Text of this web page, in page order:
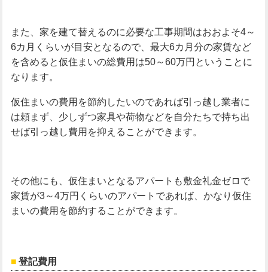
また、家を建て替えるのに必要な工事期間はおおよそ4～
6カ月くらいが目安となるので、最大6カ月分の家賃など
を含めると仮住まいの総費用は50～60万円ということに
なります。
仮住まいの費用を節約したいのであれば引っ越し業者に
は頼まず、少しずつ家具や荷物などを自分たちで持ち出
せば引っ越し費用を抑えることができます。
その他にも、仮住まいとなるアパートも敷金礼金ゼロで
家賃が3～4万円くらいのアパートであれば、かなり仮住
まいの費用を節約することができます。
登記費用